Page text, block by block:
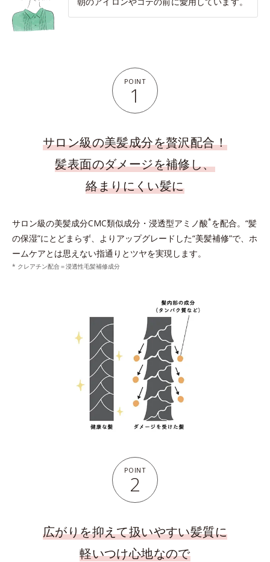
POINT
1
サロン級の美髪成分を贅沢配合！
髪表面のダメージを補修し、
絡まりにくい髪に
サロン級の美髪成分CMC類似成分・浸透型アミノ酸*を配合。“髪
の保湿”にとどまらず、よりアップグレードした“美髪補修”で、ホ
ームケアとは思えない指通りとツヤを実現します。
* クレアチン配合＝浸透性毛髪補修成分
POINT
2
広がりを抑えて扱いやすい髪質に
軽いつけ心地なので